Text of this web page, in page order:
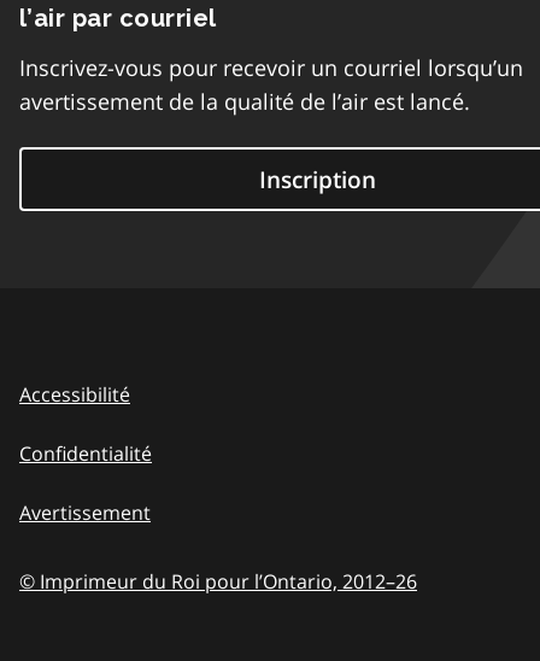
l’air par courriel
Inscrivez-vous pour recevoir un courriel lorsqu’un
avertissement de la qualité de l’air est lancé.
Inscription
Accessibilité
Confidentialité
Avertissement
© Imprimeur du Roi pour l’Ontario, 2012–26